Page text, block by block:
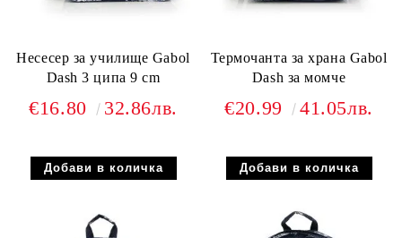
Несесер за училище Gabol
Dash 3 ципа 9 cm
€16.80 32.86лв.
Термочанта за храна Gabol
Dash за момче
€20.99 41.05лв.